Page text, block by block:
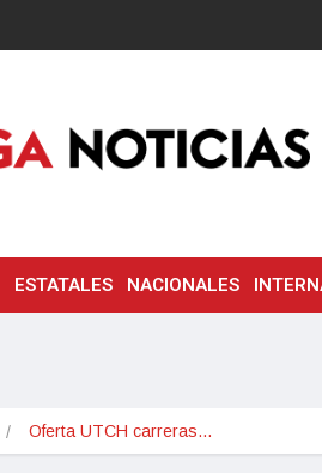
ESTATALES NACIONALES
Oferta UTCH carreras…